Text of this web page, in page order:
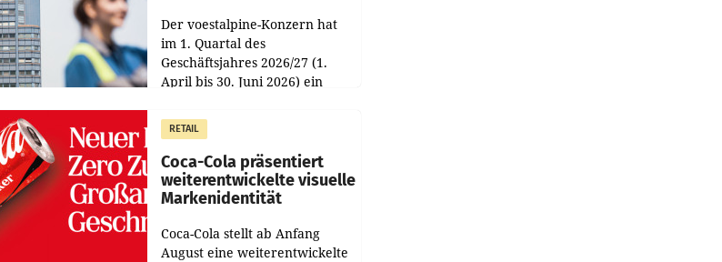
Der voestalpine-Konzern hat
im 1. Quartal des
Geschäftsjahres 2026/27 (1.
April bis 30. Juni 2026) ein
Der Umsatz stieg im Vergleich
zur Vorjahresperiode
RETAIL
Coca-Cola präsentiert
weiterentwickelte visuelle
Markenidentität
Coca-Cola stellt ab Anfang
August eine weiterentwickelte